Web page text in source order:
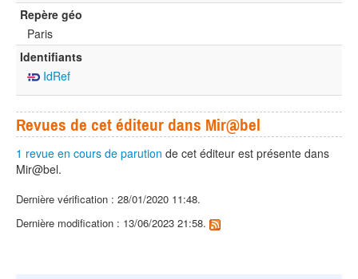
Repère géo
Paris
Identifiants
IdRef
Revues de cet éditeur dans Mir@bel
1 revue en cours de parution de cet éditeur est présente dans
Mir@bel.
Dernière vérification : 28/01/2020 11:48.
Dernière modification : 13/06/2023 21:58.